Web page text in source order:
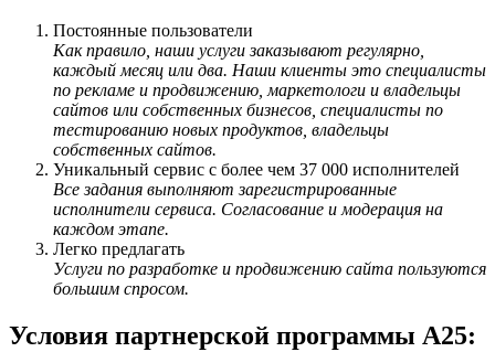
Постоянные пользователи
Как правило, наши услуги заказывают регулярно,
каждый месяц или два. Наши клиенты это специалисты
по рекламе и продвижению, маркетологи и владельцы
сайтов или собственных бизнесов, специалисты по
тестированию новых продуктов, владельцы
собственных сайтов.
Уникальный сервис с более чем 37 000 исполнителей
Все задания выполняют зарегистрированные
исполнители сервиса. Согласование и модерация на
каждом этапе.
Легко предлагать
Услуги по разработке и продвижению сайта пользуются
большим спросом.
Условия партнерской программы А25: